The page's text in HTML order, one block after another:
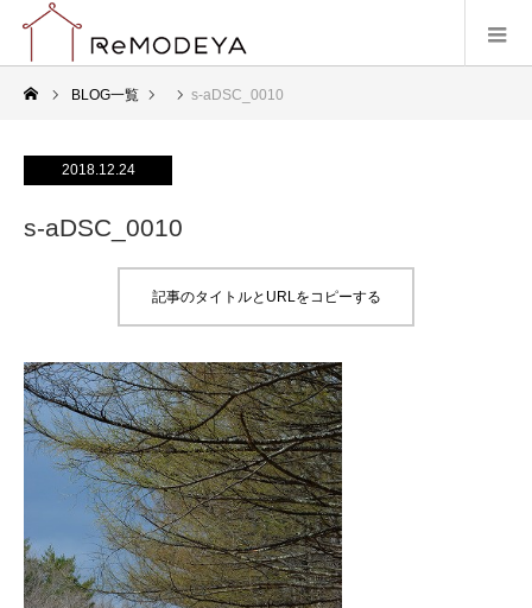
BLOG一覧 s-aDSC_0010
2018.12.24
s-aDSC_0010
記事のタイトルとURLをコピーする